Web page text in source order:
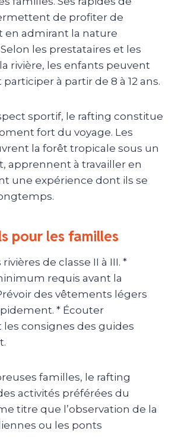
de profiter de
en admirant la nature
les prestataires et les
rivière, les enfants peuvent
à partir de 8 à 12 ans.
sportif, le rafting constitue
fort du voyage. Les
la forêt tropicale sous un
apprennent à travailler en
une expérience dont ils se
pour les familles
de classe II à III. *
requis avant la
des vêtements légers
* Écouter
consignes des guides
familles, le rafting
activités préférées du
titre que l’observation de la
ou les ponts